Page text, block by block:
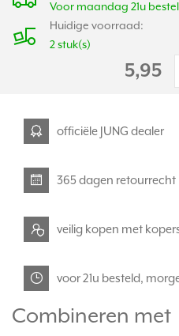
Voor maandag 21u
Huidige voorraad:
2 stuk(s)
5,95
officiële JUNG dealer
365 dagen retourrecht
veilig kopen met
voor 21u besteld,
Combineren met